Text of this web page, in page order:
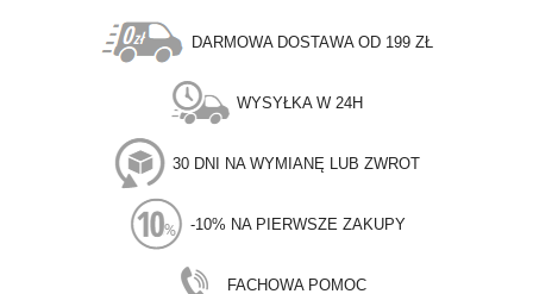
DARMOWA DOSTAWA OD 199 ZŁ
WYSYŁKA W 24H
30 DNI NA WYMIANĘ LUB ZWROT
-10% NA PIERWSZE ZAKUPY
FACHOWA POMOC